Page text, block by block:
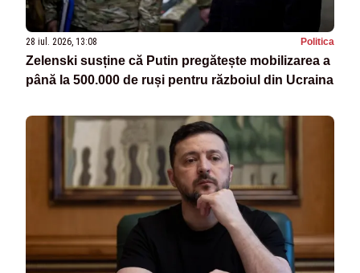
28 iul. 2026, 13:08 Politica
Zelenski susține că Putin pregătește mobilizarea a
până la 500.000 de ruși pentru războiul din Ucraina